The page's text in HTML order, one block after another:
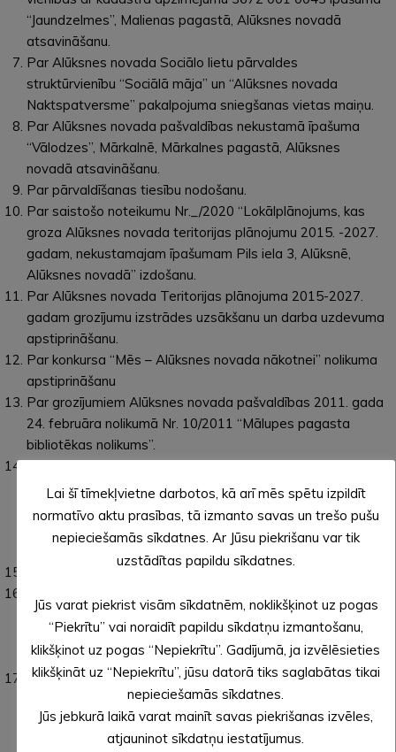
“Jaundzelmes”, Malienas pagastā, Alūksnes novadā
atsavināšanu.
Par Alūksnes novada Sociālo lietu pārvaldes
struktūrvienību “Sociālā māja” un “Alūksnes novada
Naktspatversme” pakalpojuma sniegšanas vietas maiņu.
Par Alūksnes novada pašvaldības nekustamā īpašuma
“Vālodzes”, Mārkalnē, Mārkalnes pagastā, Alūksnes
novadā atsavināšanu.
Par pārvaldīšanas tiesību nodošanu.
Par saistošo noteikumu Nr._/2020 “Lokālplānojums, kas
groza Alūksnes novada teritorijas plānojumu 2015. -2027.
gadam, nekustamajam īpašumam Pils iela 3, Alūksnē,
Alūksnes novadā” izdošanu.
Par Alūksnes novada Teritorijas plānojuma 2015-2027.
gadam grozījumu izstrādes uzsākšanu un darba uzdevuma
apstiprināšanu.
Par konkursa “Mēs – Alūksnes novada nākotnei” nolikuma
apstiprināšanu
Par grozījumiem Alūksnes novada pašvaldības 2011. gada
24. februāra nolikumā Nr. 10/2011 “Mālupes pagasta
bibliotēkas nolikums”.
Par saistošo noteikumu Nr. _/2020 “Grozījumi Alūksnes
novada domes 2019. gada 26. septembra saistošajos
noteikumos Nr. 13/2019 “Par materiālo atbalstu bāreņiem
un bez vecāku gādības palikušiem bērniem un
audžuģimenēm”” izdošanu.
Par Alūksnes Novada Vēstīm.
novada domes 2013. gada 25. jūlija saistošajos
noteikumos Nr. 18/2013 “Alūksnes novada pašvaldības
nolikums”” izdošanu.
Par saistošo noteikumu Nr.__/2020 “Grozījums Alūksnes
novada domes 2016. gada 28. janvāra saistošajos
noteikumos Nr. 2/2016 “Par Alūksnes novada domes
saistošo noteikumu publicēšanas vietu”” izdošanu.
Lai šī tīmekļvietne darbotos, kā arī mēs spētu izpildīt
normatīvo aktu prasības, tā izmanto savas un trešo pušu
nepieciešamās sīkdatnes. Ar Jūsu piekrišanu var tik
uzstādītas papildu sīkdatnes.
Jūs varat piekrist visām sīkdatnēm, noklikšķinot uz pogas
“Piekrītu” vai noraidīt papildu sīkdatņu izmantošanu,
klikšķinot uz pogas “Nepiekrītu”. Gadījumā, ja izvēlēsieties
klikšķināt uz “Nepiekrītu”, jūsu datorā tiks saglabātas tikai
nepieciešamās sīkdatnes.
Jūs jebkurā laikā varat mainīt savas piekrišanas izvēles,
atjauninot sīkdatņu iestatījumus.